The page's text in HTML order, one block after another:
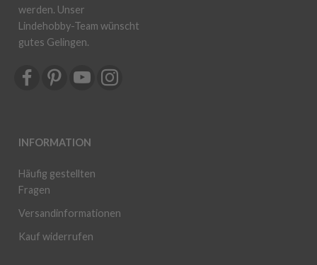
werden. Unser
Lindehobby-Team wünscht
gutes Gelingen.
INFORMATION
Häufig gestellten
Fragen
Versandinformationen
Kauf widerrufen